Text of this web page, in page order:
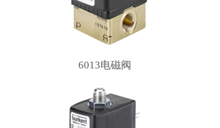
6013电磁阀